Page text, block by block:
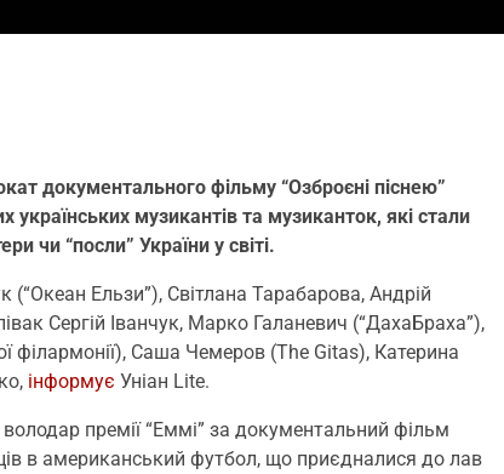
документального фільму “Озброєні піснею”
музикантів та музиканток, які стали
чи “посли” України у світі.
(“Океан Ельзи”), Світлана Тарабарова, Андрій
Сергій Іванчук, Марко Галаневич (“ДахаБраха”),
філармонії), Саша Чемеров (The Gitas), Катерина
інформує Уніан Lite.
премії “Еммі” за документальний фільм
в американський футбол, що приєдналися до лав